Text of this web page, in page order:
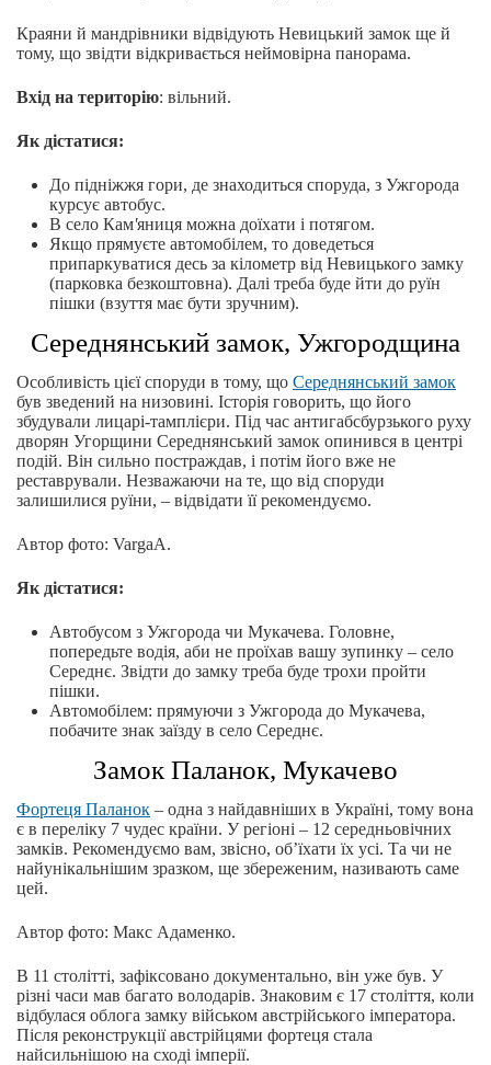
Краяни й мандрівники відвідують Невицький замок ще й
тому, що звідти відкривається неймовірна панорама.
Вхід на територію: вільний.
Як дістатися:
До підніжжя гори, де знаходиться споруда, з Ужгорода
курсує автобус.
В село Кам'яниця можна доїхати і потягом.
Якщо прямуєте автомобілем, то доведеться
припаркуватися десь за кілометр від Невицького замку
(парковка безкоштовна). Далі треба буде йти до руїн
пішки (взуття має бути зручним).
Середнянський замок, Ужгородщина
Особливість цієї споруди в тому, що Середнянський замок
був зведений на низовині. Історія говорить, що його
збудували лицарі-тамплієри. Під час антигабсбурзького руху
дворян Угорщини Середнянський замок опинився в центрі
подій. Він сильно постраждав, і потім його вже не
реставрували. Незважаючи на те, що від споруди
залишилися руїни, – відвідати її рекомендуємо.
Автор фото: VargaA.
Як дістатися:
Автобусом з Ужгорода чи Мукачева. Головне,
попередьте водія, аби не проїхав вашу зупинку – село
Середнє. Звідти до замку треба буде трохи пройти
пішки.
Автомобілем: прямуючи з Ужгорода до Мукачева,
побачите знак заїзду в село Середнє.
Замок Паланок, Мукачево
Фортеця Паланок – одна з найдавніших в Україні, тому вона
є в переліку 7 чудес країни. У регіоні – 12 середньовічних
замків. Рекомендуємо вам, звісно, об’їхати їх усі. Та чи не
найунікальнішим зразком, ще збереженим, називають саме
цей.
Автор фото: Макс Адаменко.
В 11 столітті, зафіксовано документально, він уже був. У
різні часи мав багато володарів. Знаковим є 17 століття, коли
відбулася облога замку військом австрійського імператора.
Після реконструкції австрійцями фортеця стала
найсильнішою на сході імперії.